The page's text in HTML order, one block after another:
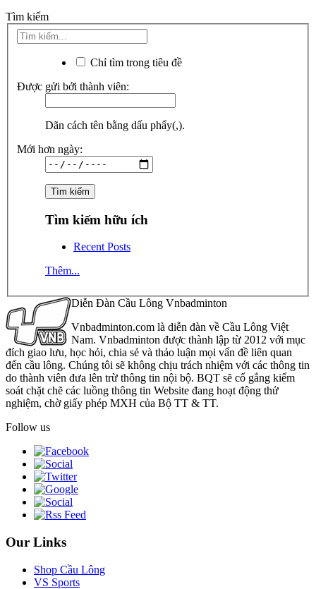
Tìm kiếm
Chỉ tìm trong tiêu đề
Được gửi bởi thành viên:
Dãn cách tên bằng dấu phẩy(,).
Mới hơn ngày:
Tìm kiếm hữu ích
Recent Posts
Thêm...
Diễn Đàn Cầu Lông Vnbadminton
Vnbadminton.com là diễn đàn về Cầu Lông Việt
Nam. Vnbadminton được thành lập từ 2012 với mục
đích giao lưu, học hỏi, chia sẻ và thảo luận mọi vấn đề liên quan
đến cầu lông. Chúng tôi sẽ không chịu trách nhiệm với các thông tin
do thành viên đưa lên trừ thông tin nội bộ. BQT sẽ cố gắng kiểm
soát chặt chẽ các luồng thông tin Website đang hoạt động thử
nghiệm, chờ giấy phép MXH của Bộ TT & TT.
Follow us
Our Links
Shop Cầu Lông
VS Sports